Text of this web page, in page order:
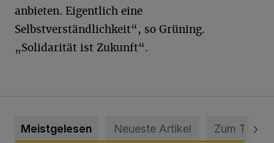
anbieten. Eigentlich eine
Selbstverständlichkeit“, so Grüning.
„Solidarität ist Zukunft“.
Meistgelesen Neueste Artikel Zum Thema